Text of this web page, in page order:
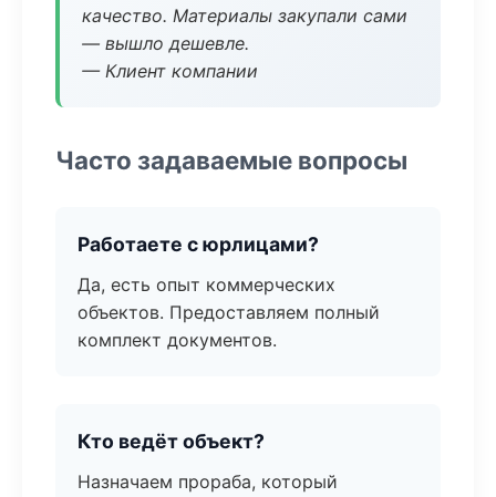
качество. Материалы закупали сами
— вышло дешевле.
— Клиент компании
Часто задаваемые вопросы
Работаете с юрлицами?
Да, есть опыт коммерческих
объектов. Предоставляем полный
комплект документов.
Кто ведёт объект?
Назначаем прораба, который